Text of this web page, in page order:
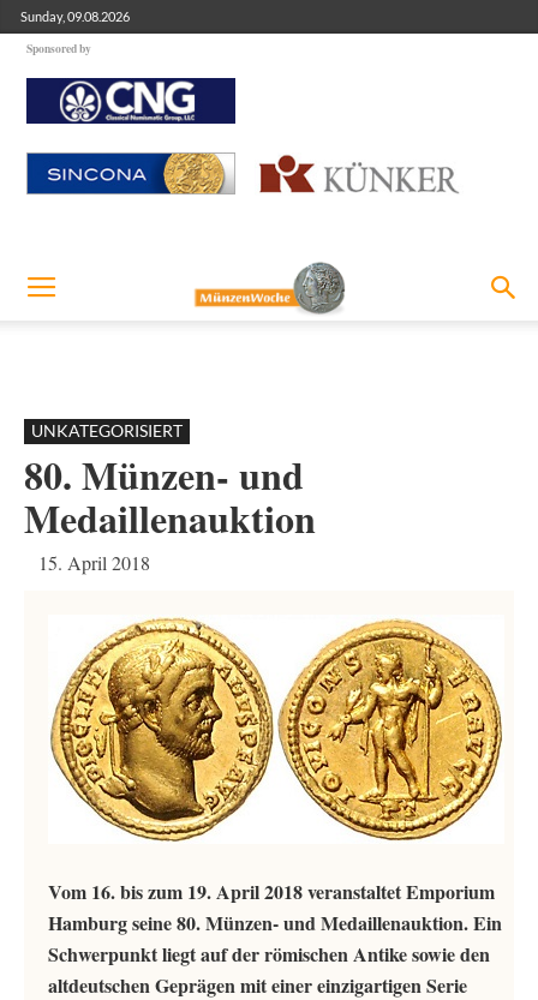
Sunday, 09.08.2026
Sponsored by
UNKATEGORISIERT
80. Münzen- und
Medaillenauktion
15. April 2018
Vom 16. bis zum 19. April 2018 veranstaltet Emporium
Hamburg seine 80. Münzen- und Medaillenauktion. Ein
Schwerpunkt liegt auf der römischen Antike sowie den
altdeutschen Geprägen mit einer einzigartigen Serie